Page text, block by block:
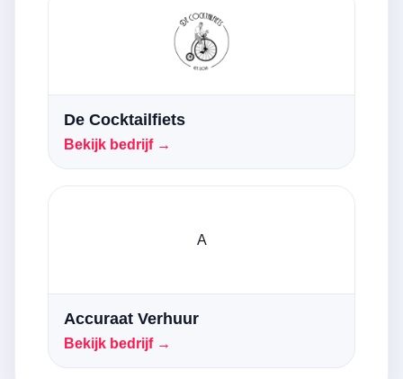
De Cocktailfiets
Bekijk bedrijf →
A
Accuraat Verhuur
Bekijk bedrijf →